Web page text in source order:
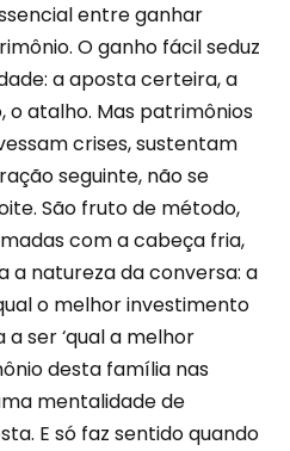
entre ganhar
O ganho fácil seduz
a aposta certeira, a
atalho. Mas patrimônios
crises, sustentam
seguinte, não se
São fruto de método,
com a cabeça fria,
a natureza da conversa: a
o melhor investimento
a ser ‘qual a melhor
desta família nas
mentalidade de
E só faz sentido quando